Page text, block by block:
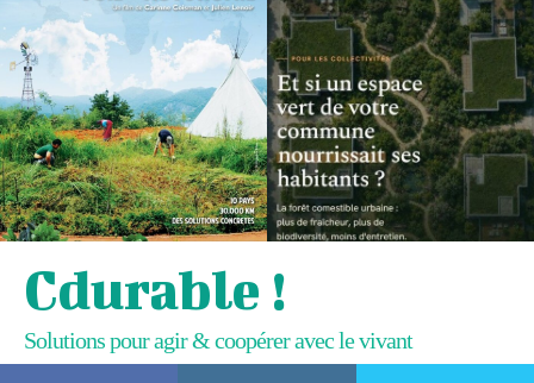
Cdurable !
Solutions pour agir & coopérer avec le vivant